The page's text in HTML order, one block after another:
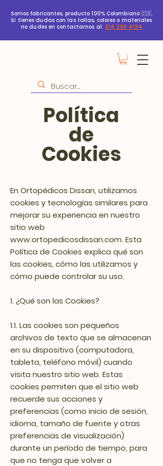
Somos fabricantes, producto 100% Colombiano 🇨🇴.
Si tienes dudas con las tallas, colores o materiales
no dudes en contactarnos al: 314 390 4134
Política
de
Cookies
En Ortopédicos Dissan, utilizamos
cookies y tecnologías similares para
mejorar su experiencia en nuestro
sitio web
www.ortopedicosdissan.com. Esta
Política de Cookies explica qué son
las cookies, cómo las utilizamos y
cómo puede controlar su uso.
1. ¿Qué son las Cookies?
1.1. Las cookies son pequeños
archivos de texto que se almacenan
en su dispositivo (computadora,
tableta, teléfono móvil) cuando
visita nuestro sitio web. Estas
cookies permiten que el sitio web
recuerde sus acciones y
preferencias (como inicio de sesión,
idioma, tamaño de fuente y otras
preferencias de visualización)
durante un período de tiempo, para
que no tenga que volver a